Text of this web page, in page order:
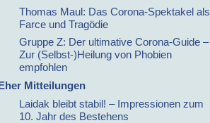
Thomas Maul: Das Corona-Spektakel als
Farce und Tragödie
Gruppe Z: Der ultimative Corona-Guide –
Zur (Selbst-)Heilung von Phobien
empfohlen
Mitteilungen
Laidak bleibt stabil! – Impressionen zum
10. Jahr des Bestehens